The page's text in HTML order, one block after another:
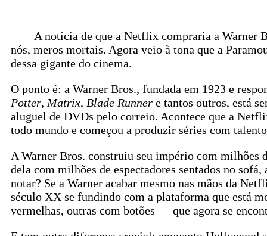
A notícia de que a Netflix compraria a Warner
nós, meros mortais. Agora veio à tona que a
dessa gigante do cinema.
O ponto é: a Warner Bros., fundada em 1923 e
Potter, Matrix, Blade Runner e tantos outros, está
aluguel de DVDs pelo correio. Acontece que a
todo mundo e começou a produzir séries com
A Warner Bros. construiu seu império com
dela com milhões de espectadores sentados no
notar? Se a Warner acabar mesmo nas mãos da
século XX se fundindo com a plataforma que está
vermelhas, outras com botões — que agora se